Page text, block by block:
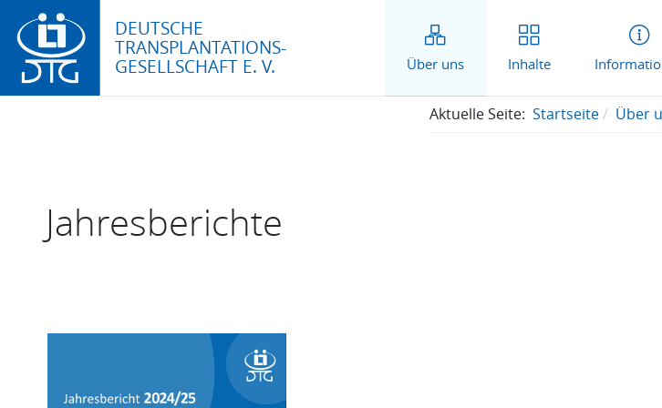
DEUTSCHE
TRANSPLANTATIONS-
GESELLSCHAFT E. V.
Über uns Inhalte
Aktuelle Seite: Startseite Über
Jahresberichte